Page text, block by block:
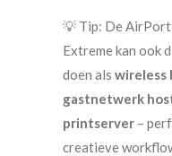
💡 Tip: De AirPort
Extreme kan ook
doen als wireless
gastnetwerk
printserver –
creatieve